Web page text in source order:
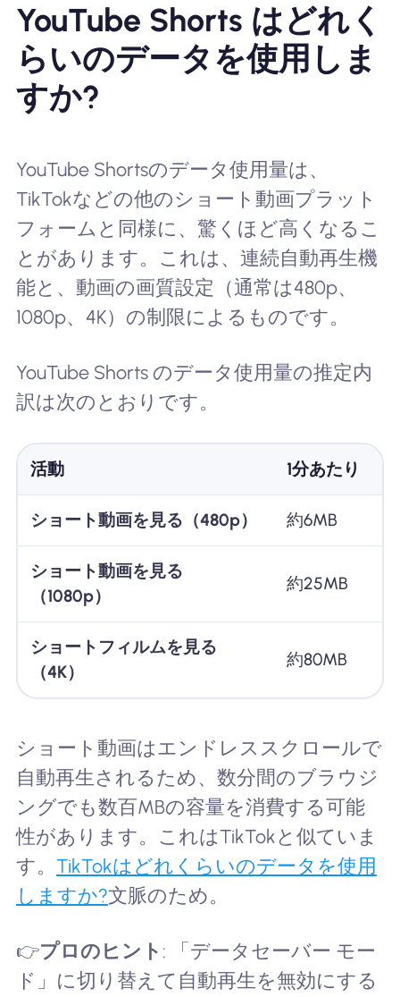
YouTube Shorts はどれく
らいのデータを使用しま
すか?
YouTube Shortsのデータ使用量は、
TikTokなどの他のショート動画プラット
フォームと同様に、驚くほど高くなるこ
とがあります。これは、連続自動再生機
能と、動画の画質設定（通常は480p、
1080p、4K）の制限によるものです。
YouTube Shorts のデータ使用量の推定内
訳は次のとおりです。
活動 1分あたり
ショート動画を見る（480p） 約6MB
ショート動画を見る
（1080p）
約25MB
ショートフィルムを見る
（4K）
約80MB
ショート動画はエンドレススクロールで
自動再生されるため、数分間のブラウジ
ングでも数百MBの容量を消費する可能
性があります。これはTikTokと似ていま
す。 TikTokはどれくらいのデータを使用
しますか?文脈のため。
👉プロのヒント : 「データセーバー モー
ド」に切り替えて自動再生を無効にする